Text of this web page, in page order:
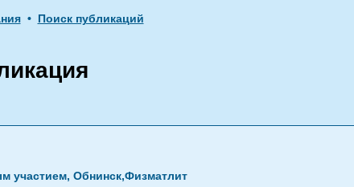
• Поиск публикаций
участием, Обнинск,Физматлит